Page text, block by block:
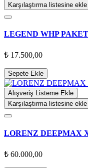
Karşılaştırma listesine ekle
LEGEND WHP
₺ 17.500,00
Sepete Ekle
Alışveriş Listeme Ekle
Karşılaştırma listesine ekle
LORENZ DEEPMAX
₺ 60.000,00